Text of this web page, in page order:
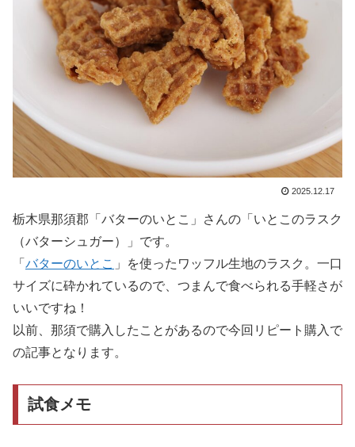
2025.12.17
栃木県那須郡「バターのいとこ」さんの「いとこのラスク
（バターシュガー）」です。
「 バターのいとこ 」を使ったワッフル生地のラスク。一口
サイズに砕かれているので、つまんで食べられる手軽さが
いいですね！
以前、那須で購入したことがあるので今回リピート購入で
の記事となります。
試食メモ